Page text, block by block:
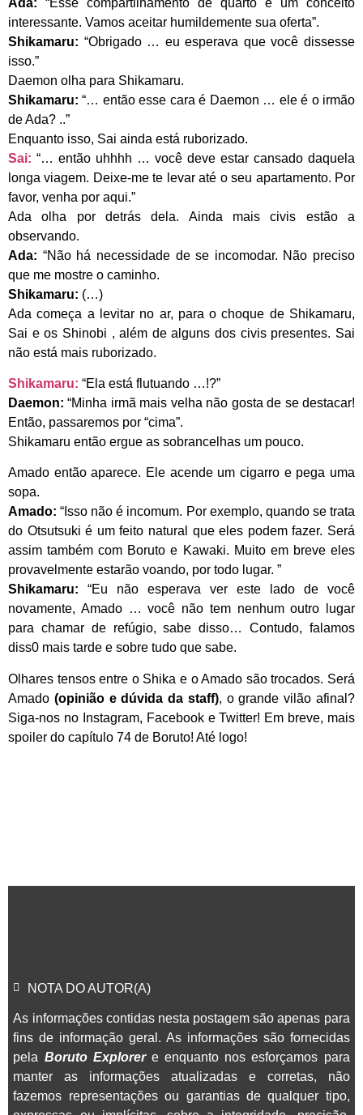
interessante. Vamos aceitar humildemente sua oferta”.
Shikamaru: “Obrigado … eu esperava que você dissesse
isso.”
Daemon olha para Shikamaru.
Shikamaru: “… então esse cara é Daemon … ele é o irmão
de Ada? ..”
Enquanto isso, Sai ainda está ruborizado.
Sai: “… então uhhhh … você deve estar cansado daquela
longa viagem. Deixe-me te levar até o seu apartamento. Por
favor, venha por aqui.”
Ada olha por detrás dela. Ainda mais civis estão a
observando.
Ada: “Não há necessidade de se incomodar. Não preciso
que me mostre o caminho.
Shikamaru: (…)
Ada começa a levitar no ar, para o choque de Shikamaru,
Sai e os Shinobi , além de alguns dos civis presentes. Sai
não está mais ruborizado.
Shikamaru: “Ela está flutuando …!?”
Daemon: “Minha irmã mais velha não gosta de se destacar!
Então, passaremos por “cima”.
Shikamaru então ergue as sobrancelhas um pouco.
Amado então aparece. Ele acende um cigarro e pega uma
sopa.
Amado: “Isso não é incomum. Por exemplo, quando se trata
do Otsutsuki é um feito natural que eles podem fazer. Será
assim também com Boruto e Kawaki. Muito em breve eles
provavelmente estarão voando, por todo lugar. ”
Shikamaru: “Eu não esperava ver este lado de você
novamente, Amado … você não tem nenhum outro lugar
para chamar de refúgio, sabe disso… Contudo, falamos
diss0 mais tarde e sobre tudo que sabe.
Olhares tensos entre o Shika e o Amado são trocados. Será
Amado (opinião e dúvida da staff), o grande vilão afinal?
Siga-nos no Instagram, Facebook e Twitter! Em breve, mais
spoiler do capítulo 74 de Boruto! Até logo!
NOTA DO AUTOR(A)
As informações contidas nesta postagem são apenas para
fins de informação geral. As informações são fornecidas
pela Boruto Explorere enquanto nos esforçamos para
manter as informações atualizadas e corretas, não
fazemos representações ou garantias de qualquer tipo,